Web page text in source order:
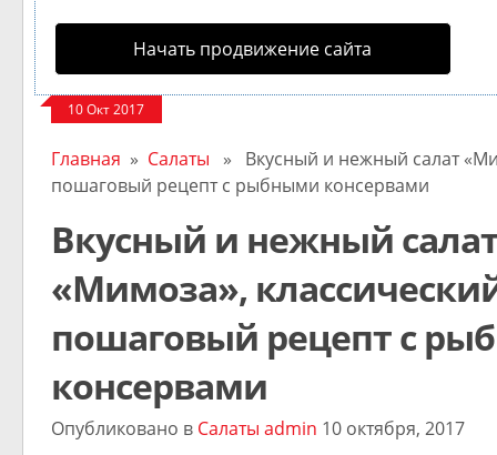
Начать продвижение сайта
10 Окт 2017
Главная » Салаты » Вкусный и нежный салат
пошаговый рецепт с рыбными консервами
Вкусный и нежный
«Мимоза»,
пошаговый рецепт с
консервами
Опубликовано в Салаты admin 10 октября, 2017